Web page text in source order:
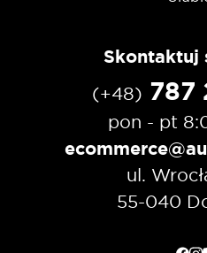
Skontaktuj
(+48) 787
pon - pt
ul.
55-040